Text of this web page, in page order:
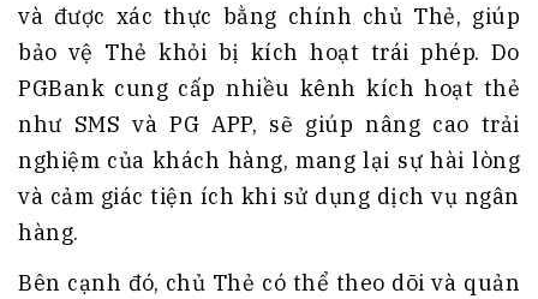
và được xác thực bằng chính chủ Thẻ, giúp
bảo vệ Thẻ khỏi bị kích hoạt trái phép. Do
PGBank cung cấp nhiều kênh kích hoạt thẻ
như SMS và PG APP, sẽ giúp nâng cao trải
nghiệm của khách hàng, mang lại sự hài lòng
và cảm giác tiện ích khi sử dụng dịch vụ ngân
hàng.
Bên cạnh đó, chủ Thẻ có thể theo dõi và quản